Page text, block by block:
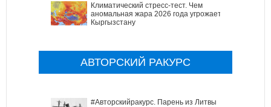
Климатический стресс-тест. Чем
аномальная жара 2026 года угрожает
Кыргызстану
АВТОРСКИЙ РАКУРС
#Авторскийракурс. Парень из Литвы